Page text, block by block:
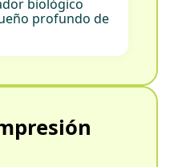
biológico
profundo de